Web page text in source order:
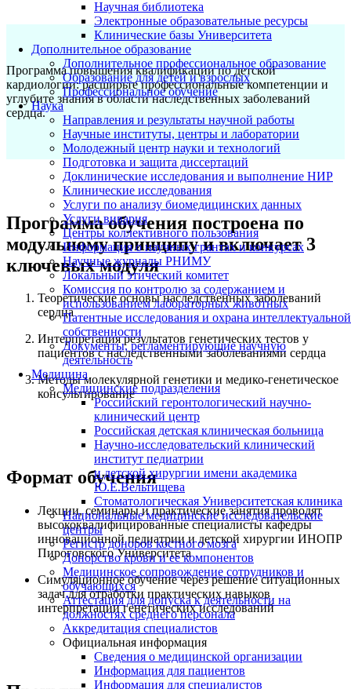
Научная библиотека
Электронные образовательные ресурсы
Клинические базы Университета
Дополнительное образование
Дополнительное профессиональное образование
Образование для детей и взрослых
Профессиональное обучение
Наука
Направления и результаты научной работы
Научные институты, центры и лаборатории
Молодежный центр науки и технологий
Подготовка и защита диссертаций
Доклинические исследования и выполнение НИР
Клинические исследования
Услуги по анализу биомедицинских данных
Услуги вивария
Центры коллективного пользования
Информация о научных грантах и конкурсах
Научные журналы РНИМУ
Локальный этический комитет
Комиссия по контролю за содержанием и
использованием лабораторных животных
Патентные исследования и охрана интеллектуальной
собственности
Документы, регламентирующие научную
деятельность
Медицина
Медицинские подразделения
Российский геронтологический научно-
клинический центр
Российская детская клиническая больница
Научно-исследовательский клинический
институт педиатрии
и детской хирургии имени академика
Ю.Е.Вельтищева
Стоматологическая Университетская клиника
Национальные медицинские исследовательские
центры
Регистр доноров костного мозга
Донорство крови и ее компонентов
Медицинское сопровождение сотрудников и
обучающихся
Аттестация для допуска к деятельности на
должностях среднего персонала
Аккредитация специалистов
Официальная информация
Сведения о медицинской организации
Информация для пациентов
Информация для специалистов
Программа повышения квалификации по детской
кардиологии: расширьте профессиональные компетенции и
углубите знания в области наследственных заболеваний
сердца.
Программа обучения построена по
модульному принципу и включает 3
ключевых модуля
Теоретические основы наследственных заболеваний
сердца
Интерпретация результатов генетических тестов у
пациентов с наследственными заболеваниями сердца
Методы молекулярной генетики и медико-генетическое
консультирование
Формат обучения
Лекции, семинары и практические занятия проводят
высококвалифицированные специалисты кафедры
инновационной педиатрии и детской хирургии ИНОПР
Пироговского Университета
Симуляционное обучение через решение ситуационных
задач для отработки практических навыков
интерпретации генетических исследований